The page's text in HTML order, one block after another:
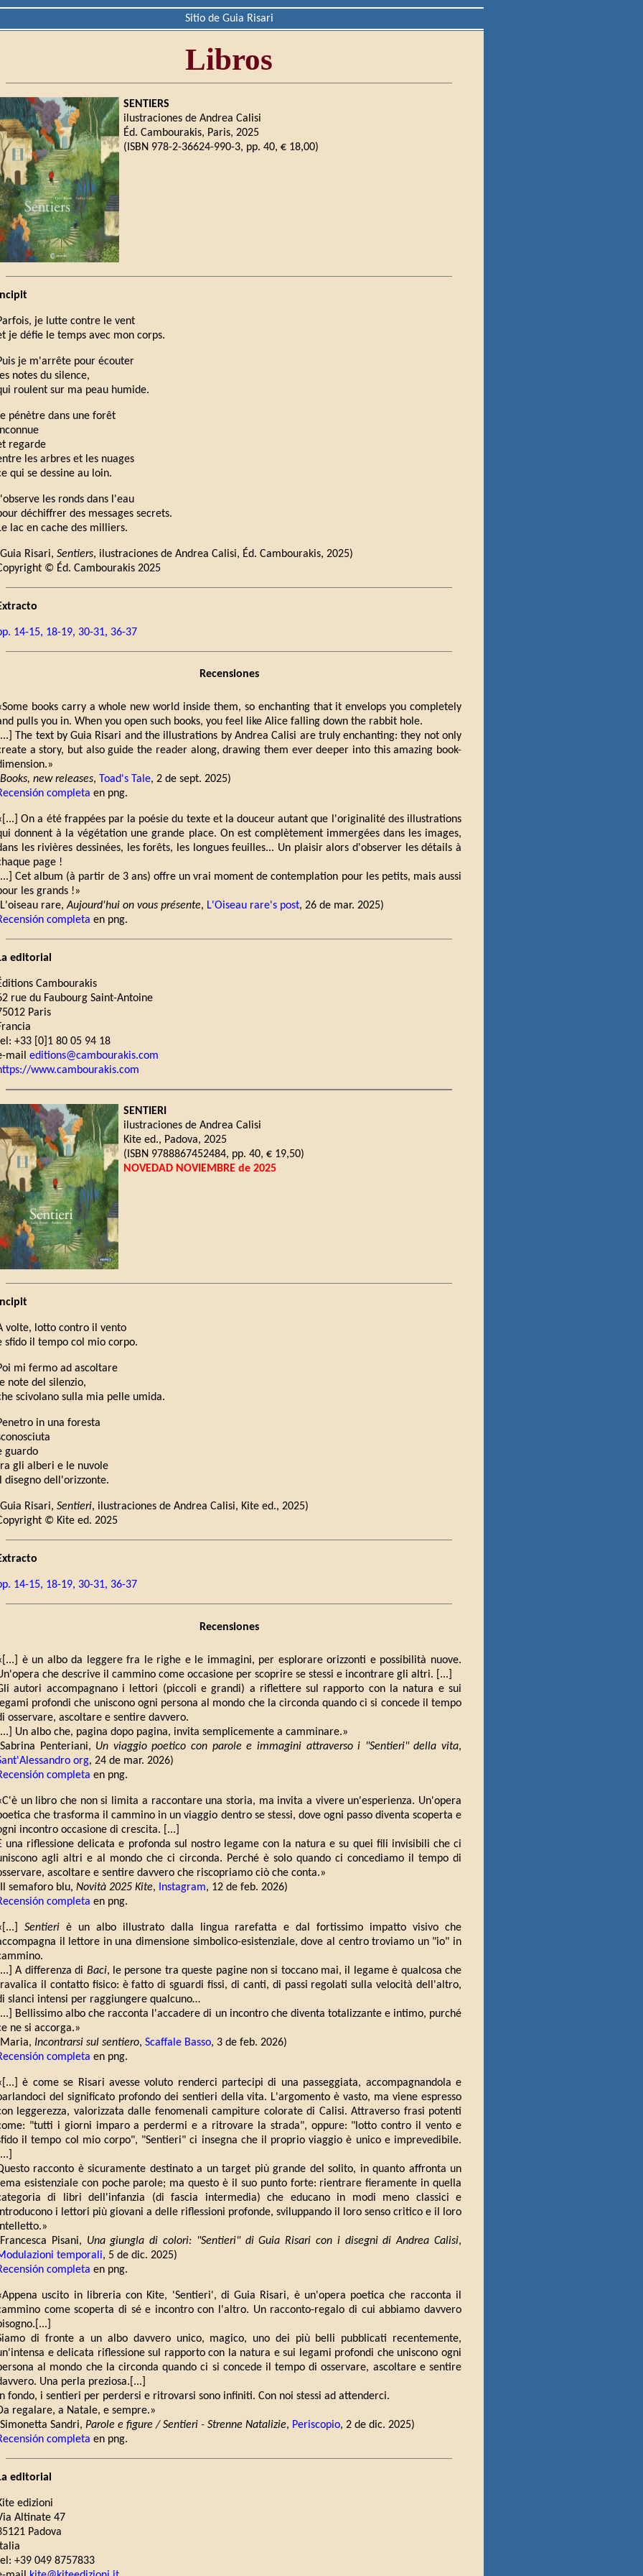
Sitio de Guia Risari
Libros
SENTIERS
ilustraciones de Andrea Calisi
Éd. Cambourakis, Paris, 2025
(ISBN 978-2-36624-990-3, pp. 40, € 18,00)
je lutte contre le vent
je défie le temps avec mon corps.
je m'arrête pour écouter
notes du silence,
roulent sur ma peau humide.
pénètre dans une forêt
regarde
les arbres et les nuages
qui se dessine au loin.
les ronds dans l'eau
déchiffrer des messages secrets.
lac en cache des milliers.
Risari, Sentiers, ilustraciones de Andrea Calisi, Éd. Cambourakis, 2025)
© Éd. Cambourakis 2025
14-15, 18-19, 30-31, 36-37
Recensiones
books carry a whole new world inside them, so enchanting that it envelops you completely
pulls you in. When you open such books, you feel like Alice falling down the rabbit hole.
The text by Guia Risari and the illustrations by Andrea Calisi are truly enchanting: they not only
a story, but also guide the reader along, drawing them ever deeper into this amazing book-
Books, new releases, Toad's Tale, 2 de sept. 2025)
completa en png.
On a été frappées par la poésie du texte et la douceur autant que l'originalité des illustrations
donnent à la végétation une grande place. On est complètement immergées dans les images,
les rivières dessinées, les forêts, les longues feuilles... Un plaisir alors d'observer les détails à
page !
Cet album (à partir de 3 ans) offre un vrai moment de contemplation pour les petits, mais aussi
les grands !»
rare,Aujourd'hui on vous présente, L'Oiseau rare's post, 26 de mar. 2025)
completa en png.
editorial
Cambourakis
rue du Faubourg Saint-Antoine
Paris
+33 [0]1 80 05 94 18
mail editions@cambourakis.com
www.cambourakis.com
SENTIERI
ilustraciones de Andrea Calisi
Kite ed., Padova, 2025
(ISBN 9788867452484, pp. 40, € 19,50)
NOVEDAD NOVIEMBRE de 2025
volte, lotto contro il vento
sfido il tempo col mio corpo.
mi fermo ad ascoltare
note del silenzio,
scivolano sulla mia pelle umida.
in una foresta
guardo
gli alberi e le nuvole
disegno dell'orizzonte.
Risari, Sentieri, ilustraciones de Andrea Calisi, Kite ed., 2025)
© Kite ed. 2025
14-15, 18-19, 30-31, 36-37
Recensiones
è un albo da leggere fra le righe e le immagini, per esplorare orizzonti e possibilità nuove.
che descrive il cammino come occasione per scoprire se stessi e incontrare gli altri. [...]
autori accompagnano i lettori (piccoli e grandi) a riflettere sul rapporto con la natura e sui
profondi che uniscono ogni persona al mondo che la circonda quando ci si concede il tempo
osservare, ascoltare e sentire davvero.
Un albo che, pagina dopo pagina, invita semplicemente a camminare.»
Penteriani, Un viaggio poetico con parole e immagini attraverso i "Sentieri" della vita,
org, 24 de mar. 2026)
completa en png.
un libro che non si limita a raccontare una storia, ma invita a vivere un'esperienza. Un'opera
che trasforma il cammino in un viaggio dentro se stessi, dove ogni passo diventa scoperta e
incontro occasione di crescita. [...]
una riflessione delicata e profonda sul nostro legame con la natura e su quei fili invisibili che ci
agli altri e al mondo che ci circonda. Perché è solo quando ci concediamo il tempo di
ascoltare e sentire davvero che riscopriamo ciò che conta.»
semaforo blu, Novità 2025 Kite, Instagram, 12 de feb. 2026)
completa en png.
Sentieriè un albo illustrato dalla lingua rarefatta e dal fortissimo impatto visivo che
il lettore in una dimensione simbolico-esistenziale, dove al centro troviamo un "io" in
A differenza di Baci, le persone tra queste pagine non si toccano mai, il legame è qualcosa che
il contatto fisico: è fatto di sguardi fissi, di canti, di passi regolati sulla velocità dell'altro,
slanci intensi per raggiungere qualcuno…
Bellissimo albo che racconta l'accadere di un incontro che diventa totalizzante e intimo, purché
ne si accorga.»
Incontrarsi sul sentiero, Scaffale Basso, 3 de feb. 2026)
completa en png.
è come se Risari avesse voluto renderci partecipi di una passeggiata, accompagnandola e
del significato profondo dei sentieri della vita. L'argomento è vasto, ma viene espresso
leggerezza, valorizzata dalle fenomenali campiture colorate di Calisi. Attraverso frasi potenti
"tutti i giorni imparo a perdermi e a ritrovare la strada", oppure: "lotto contro il vento e
il tempo col mio corpo", "Sentieri" ci insegna che il proprio viaggio è unico e imprevedibile.
racconto è sicuramente destinato a un target più grande del solito, in quanto affronta un
esistenziale con poche parole; ma questo è il suo punto forte: rientrare fieramente in quella
di libri dell'infanzia (di fascia intermedia) che educano in modi meno classici e
i lettori più giovani a delle riflessioni profonde, sviluppando il loro senso critico e il loro
Pisani, Una giungla di colori: "Sentieri" di Guia Risari con i disegni di Andrea Calisi,
temporali, 5 de dic. 2025)
completa en png.
uscito in libreria con Kite, 'Sentieri', di Guia Risari, è un'opera poetica che racconta il
come scoperta di sé e incontro con l'altro. Un racconto-regalo di cui abbiamo davvero
di fronte a un albo davvero unico, magico, uno dei più belli pubblicati recentemente,
e delicata riflessione sul rapporto con la natura e sui legami profondi che uniscono ogni
al mondo che la circonda quando ci si concede il tempo di osservare, ascoltare e sentire
Una perla preziosa.[...]
fondo, i sentieri per perdersi e ritrovarsi sono infiniti. Con noi stessi ad attenderci.
regalare, a Natale, e sempre.»
Sandri, Parole e figure / Sentieri - Strenne Natalizie, Periscopio, 2 de dic. 2025)
completa en png.
editorial
edizioni
Altinate 47
Padova
+39 049 8757833